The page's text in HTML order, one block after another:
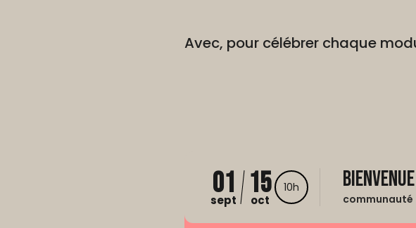
Avec, pour célébrer chaque
01
sept 15
oct
10h
communauté